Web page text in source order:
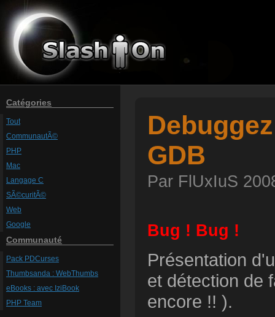
Catégories
Tout
CommunautÃ©
PHP
Mac
Langage C
SÃ©curitÃ©
Web
Google
Communauté
Pack PDCurses
Thumbsanda : WebThumbs
eBooks : avec IziBook
PHP Team
GDB
Par FlUxIuS
Bug ! Bug !
Présentation
et détection de
encore !! ).